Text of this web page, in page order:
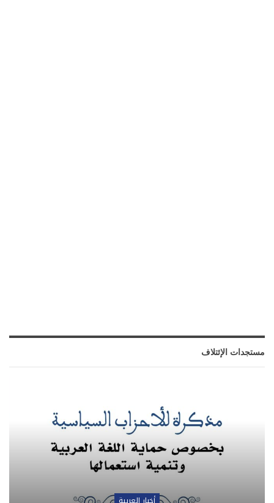
مستجدات الإئتلاف